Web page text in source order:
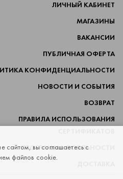
ЛИЧНЫЙ КАБИНЕТ
МАГАЗИНЫ
ВАКАНСИИ
ПУБЛИЧНАЯ ОФЕРТА
КОНФИДЕНЦИАЛЬНОСТИ
НОВОСТИ И СОБЫТИЯ
ВОЗВРАТ
ПРАВИЛА ИСПОЛЬЗОВАНИЯ
ПРОГРАММА ЛОЯЛЬНОСТИ
сайтом, вы соглашаетесь с
файлов cookie.